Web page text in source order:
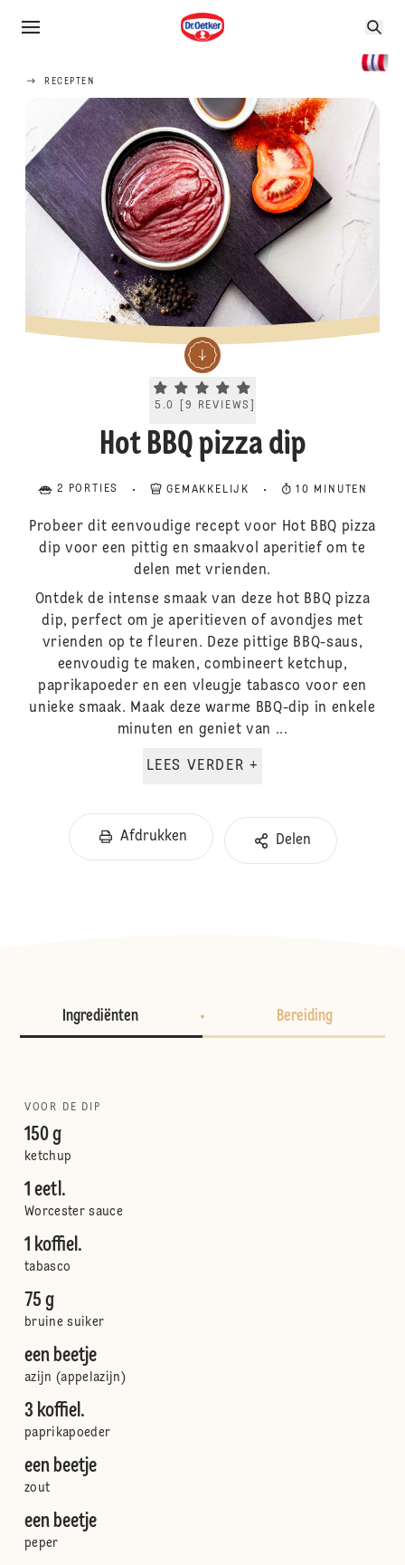
RECEPTEN
Current rating 5.0. Click to rate.
5.0 [9 REVIEWS
Hot BBQ pizza dip
2 PORTIES GEMAKKELIJK 10 MINUTEN
Probeer dit eenvoudige recept voor Hot BBQ pizza
dip voor een pittig en smaakvol aperitief om te
delen met vrienden.
Ontdek de intense smaak van deze hot BBQ pizza
dip, perfect om je aperitieven of avondjes met
vrienden op te fleuren. Deze pittige BBQ-saus,
eenvoudig te maken, combineert ketchup,
paprikapoeder en een vleugje tabasco voor een
unieke smaak. Maak deze warme BBQ-dip in enkele
minuten en geniet van ...
LEES VERDER +
Afdrukken Delen
Ingrediënten Bereiding
VOOR DE DIP
150 g
ketchup
1 eetl.
Worcester sauce
1 koffiel.
tabasco
75 g
bruine suiker
een beetje
azijn (appelazijn)
3 koffiel.
paprikapoeder
een beetje
zout
een beetje
peper